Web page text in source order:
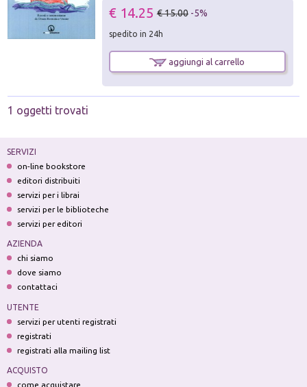
€ 14.25 € 15.00 -5%
spedito in 24h
aggiungi al carrello
1 oggetti trovati
SERVIZI
on-line bookstore
editori distribuiti
servizi per i librai
servizi per le biblioteche
servizi per editori
AZIENDA
chi siamo
dove siamo
contattaci
UTENTE
servizi per utenti registrati
registrati
registrati alla mailing list
ACQUISTO
come acquistare